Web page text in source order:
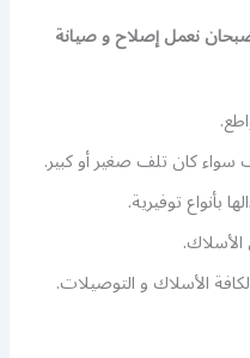
نعمل إصلاح و صيانة
سواء كان تلف صغير أو كبير.
بأنواع توفيرية.
الأسلاك.
الأسلاك و التوصيلات.